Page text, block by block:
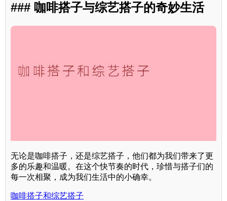
### 咖啡搭子与综艺搭子的奇妙生活
无论是咖啡搭子，还是综艺搭子，他们都为我们带来了更
多的乐趣和温暖。在这个快节奏的时代，珍惜与搭子们的
每一次相聚，成为我们生活中的小确幸。
咖啡搭子和综艺搭子